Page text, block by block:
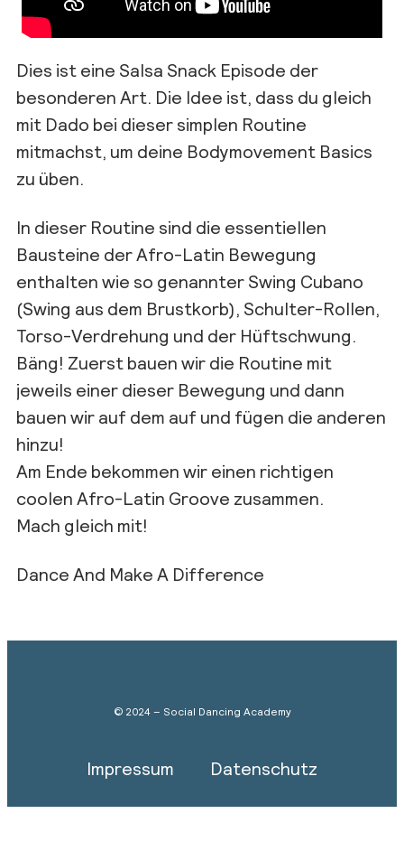
Dies ist eine Salsa Snack Episode der
besonderen Art. Die Idee ist, dass du gleich
mit Dado bei dieser simplen Routine
mitmachst, um deine Bodymovement Basics
zu üben.
In dieser Routine sind die essentiellen
Bausteine der Afro-Latin Bewegung
enthalten wie so genannter Swing Cubano
(Swing aus dem Brustkorb), Schulter-Rollen,
Torso-Verdrehung und der Hüftschwung.
Bäng! Zuerst bauen wir die Routine mit
jeweils einer dieser Bewegung und dann
bauen wir auf dem auf und fügen die anderen
hinzu!
Am Ende bekommen wir einen richtigen
coolen Afro-Latin Groove zusammen.
Mach gleich mit!
Dance And Make A Difference
© 2024 – Social Dancing Academy
Impressum Datenschutz